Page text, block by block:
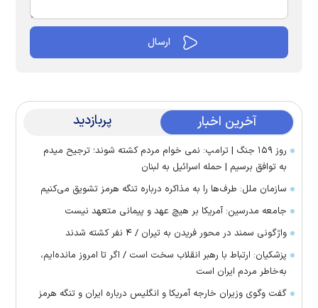
آخرین اخبار پربازدید
روز ۱۵۹ جنگ | ترامپ: نمی خوام مردم کشته شوند؛ ترجیح میدم
به توافق برسیم | حمله اسرائیل به لبنان
سازمان ملل: طرف‌ها را به مذاکره درباره تنگه هرمز تشویق می‌کنیم
جامعه مدرسین: آمریکا بر هیچ عهد و پیمانی متعهد نیست
واژگونی سمند در محور فریدن به تیران / ۴ نفر کشته شدند
پزشکیان: ارتباط با رهبر انقلاب سخت است / اگر تا امروز مانده‌ایم،
به‌خاطر مردم ایران است
گفت وگوی وزیران خارجه آمریکا و انگلیس درباره ایران و تنگه هرمز